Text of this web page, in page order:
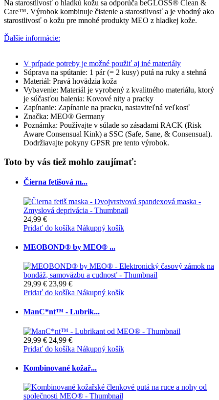
Na starostlivosť o hladkú kožu sa odporúča beGLOSS® Clean &
Care™. Výrobok kombinuje čistenie a starostlivosť a je vhodný ako
starostlivosť o kožu pre mnohé produkty MEO z hladkej kože.
Ďalšie informácie:
V prípade potreby je možné použiť aj iné materiály
Súprava na spútanie: 1 pár (= 2 kusy) putá na ruky a stehná
Materiál: Pravá hovädzia koža
Vybavenie: Materiál je vyrobený z kvalitného materiálu, ktorý
je súčasťou balenia: Kovové nity a pracky
Zapínanie: Zapínanie na pracku, nastaviteľná veľkosť
Značka: MEO® Germany
Poznámka: Používajte v súlade so zásadami RACK (Risk
Aware Consensual Kink) a SSC (Safe, Sane, & Consensual).
Dodržiavajte pokyny GPSR pre tento výrobok.
Toto by vás tiež mohlo zaujímať:
Čierna fetišová m...
24,99 €
Pridať do košíka Nákupný košík
MEOBOND® by MEO® ...
29,99 € 23,99 €
Pridať do košíka Nákupný košík
ManC*nt™ - Lubrik...
29,99 € 24,99 €
Pridať do košíka Nákupný košík
Kombinované kožař...